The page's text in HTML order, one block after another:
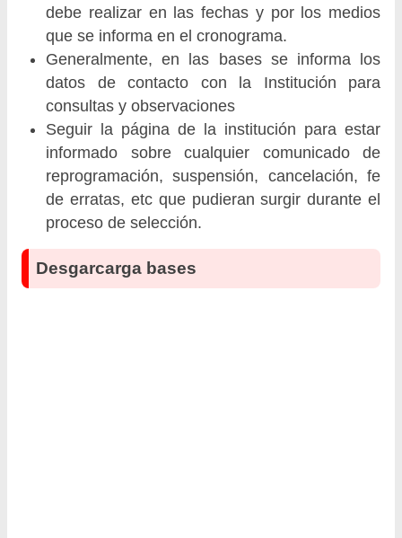
debe realizar en las fechas y por los medios
que se informa en el cronograma.
Generalmente, en las bases se informa los
datos de contacto con la Institución para
consultas y observaciones
Seguir la página de la institución para estar
informado sobre cualquier comunicado de
reprogramación, suspensión, cancelación, fe
de erratas, etc que pudieran surgir durante el
proceso de selección.
Desgarcarga bases